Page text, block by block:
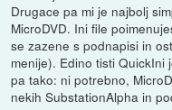
Drugace pa mi je najbolj
MicroDVD. Ini file
se zazene s podnapisi in
menije). Edino tisti
pa tako: ni potrebno,
nekih SubstationAlpha in